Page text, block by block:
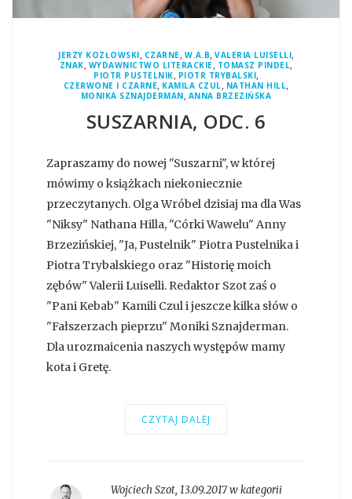
JERZY KOZŁOWSKI, CZARNE, W.A.B, VALERIA LUISELLI,
ZNAK, WYDAWNICTWO LITERACKIE, TOMASZ PINDEL,
PIOTR PUSTELNIK, PIOTR TRYBALSKI,
CZERWONE I CZARNE, KAMILA CZUL, NATHAN HILL,
MONIKA SZNAJDERMAN, ANNA BRZEZIŃSKA
SUSZARNIA, ODC. 6
Zapraszamy do nowej "Suszarni", w której
mówimy o książkach niekoniecznie
przeczytanych. Olga Wróbel dzisiaj ma dla Was
"Niksy" Nathana Hilla, "Córki Wawelu" Anny
Brzezińskiej, "Ja, Pustelnik" Piotra Pustelnika i
Piotra Trybalskiego oraz "Historię moich
zębów" Valerii Luiselli. Redaktor Szot zaś o
"Pani Kebab" Kamili Czul i jeszcze kilka słów o
"Fałszerzach pieprzu" Moniki Sznajderman.
Dla urozmaicenia naszych występów mamy
kota i Gretę.
CZYTAJ DALEJ
Wojciech Szot, 13.09.2017 w kategorii